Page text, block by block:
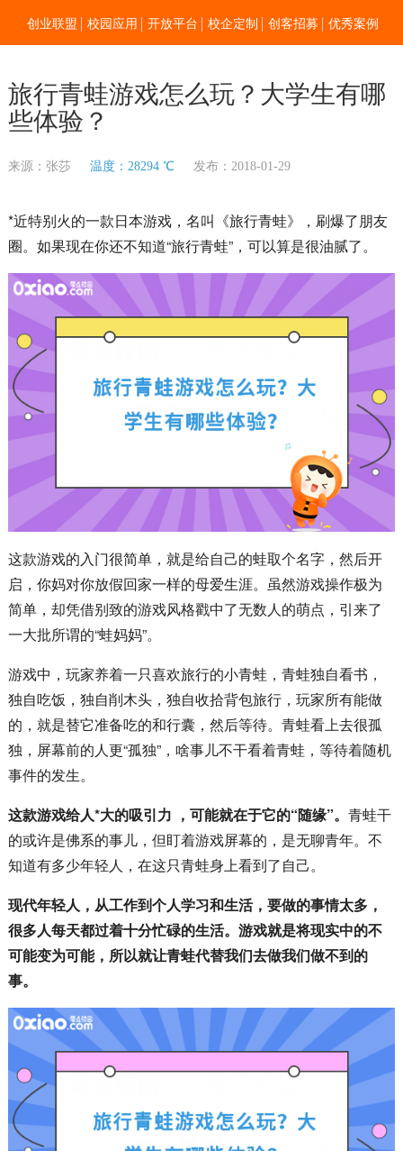
创业联盟 校园应用 开放平台 校企定制 创客招募 优秀案例
旅行青蛙游戏怎么玩？大学生有哪
些体验？
来源：张莎 温度：28294 ℃ 发布：2018-01-29
*近特别火的一款日本游戏，名叫《旅行青蛙》，刷爆了朋友
圈。如果现在你还不知道“旅行青蛙”，可以算是很油腻了。
这款游戏的入门很简单，就是给自己的蛙取个名字，然后开
启，你妈对你放假回家一样的母爱生涯。虽然游戏操作极为
简单，却凭借别致的游戏风格戳中了无数人的萌点，引来了
一大批所谓的“蛙妈妈”。
游戏中，玩家养着一只喜欢旅行的小青蛙，青蛙独自看书，
独自吃饭，独自削木头，独自收拾背包旅行，玩家所有能做
的，就是替它准备吃的和行囊，然后等待。青蛙看上去很孤
独，屏幕前的人更“孤独”，啥事儿不干看着青蛙，等待着随机
事件的发生。
这款游戏给人*大的吸引力 ，可能就在于它的“随缘”。 青蛙干
的或许是佛系的事儿，但盯着游戏屏幕的，是无聊青年。不
知道有多少年轻人，在这只青蛙身上看到了自己。
现代年轻人，从工作到个人学习和生活，要做的事情太多，
很多人每天都过着十分忙碌的生活。游戏就是将现实中的不
可能变为可能，所以就让青蛙代替我们去做我们做不到的
事。